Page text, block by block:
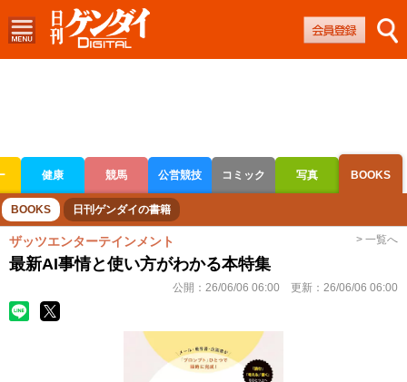
健康 競馬 公営競技 コミック 写真 BOOKS
ボートレース 競輪 オートレース
BOOKS 日刊ゲンダイの書籍
ザッツエンターテインメント > 一覧へ
最新AI事情と使い方がわかる本特集
公開： 26/06/06 06:00 更新： 26/06/06 06:00